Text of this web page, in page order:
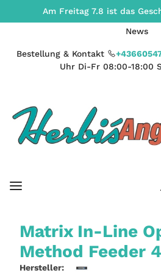
Am Freitag 7.8 ist das
News
Bestellung & Kontakt
Uhr Di-Fr 08:00-18:00
Matrix In-Line
Method Feeder
Hersteller: